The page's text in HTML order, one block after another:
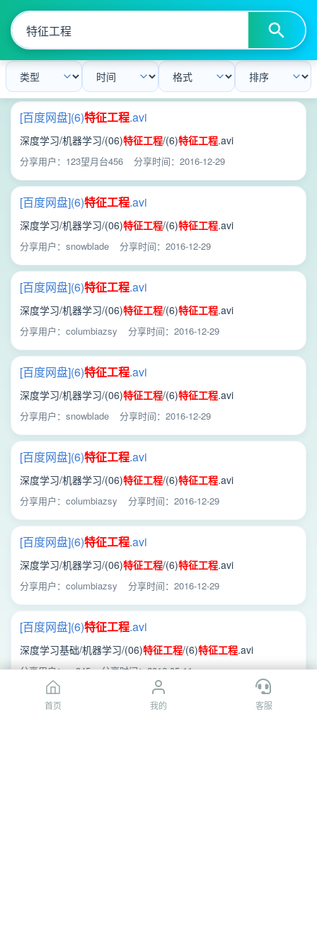
[百度网盘](6)特征工程.avi
深度学习/机器学习/(06)特征工程/(6)特征工程.avi
分享用户：123望月台456 分享时间：2016-12-29
[百度网盘](6)特征工程.avi
深度学习/机器学习/(06)特征工程/(6)特征工程.avi
分享用户：snowblade 分享时间：2016-12-29
[百度网盘](6)特征工程.avi
深度学习/机器学习/(06)特征工程/(6)特征工程.avi
分享用户：columbiazsy 分享时间：2016-12-29
[百度网盘](6)特征工程.avi
深度学习/机器学习/(06)特征工程/(6)特征工程.avi
分享用户：snowblade 分享时间：2016-12-29
[百度网盘](6)特征工程.avi
深度学习/机器学习/(06)特征工程/(6)特征工程.avi
分享用户：columbiazsy 分享时间：2016-12-29
[百度网盘](6)特征工程.avi
深度学习/机器学习/(06)特征工程/(6)特征工程.avi
分享用户：columbiazsy 分享时间：2016-12-29
[百度网盘](6)特征工程.avi
深度学习基础/机器学习/(06)特征工程/(6)特征工程.avi
分享用户：s_345 分享时间：2016-05-11
[百度网盘](6)
首页 我的 客服
首页 我的 客服